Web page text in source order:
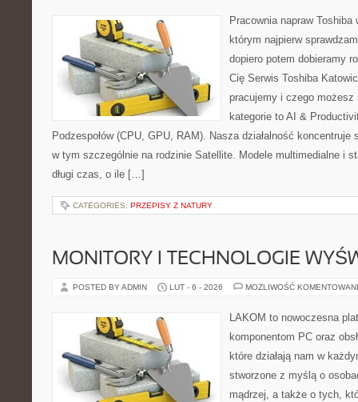
Pracownia napraw
którym najpierw
dopiero potem dobieramy
Cię Serwis Toshiba
pracujemy i czego
kategorie to AI &
Podzespołów (CPU, GPU, RAM). Nasza działalność koncentruje
w tym szczególnie na rodzinie Satellite. Modele multimedialne i
długi czas, o ile […]
CATEGORIES: PRZEPISY Z NATURY
MONITORY I TECHNOLOGIE
POSTED BY ADMIN LUT - 6 - 2026 MOŻLIWOŚĆ
LAKOM to nowoczesna
komponentom PC oraz
które działają nam w
stworzone z myślą o
mądrzej, a także o tych,